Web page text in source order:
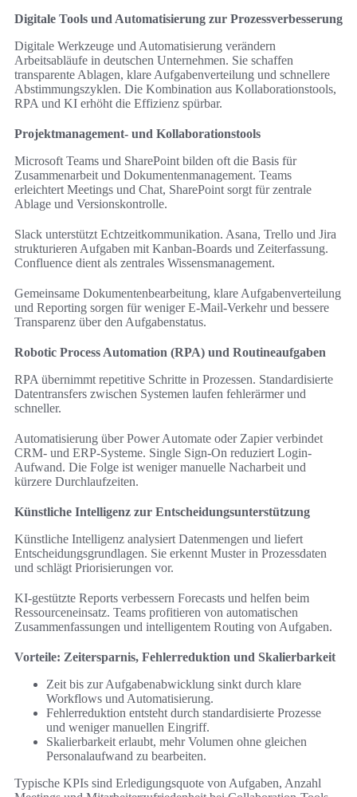
Digitale Tools und Automatisierung zur Prozessverbesserung
Digitale Werkzeuge und Automatisierung verändern
Arbeitsabläufe in deutschen Unternehmen. Sie schaffen
transparente Ablagen, klare Aufgabenverteilung und schnellere
Abstimmungszyklen. Die Kombination aus Kollaborationstools,
RPA und KI erhöht die Effizienz spürbar.
Projektmanagement- und Kollaborationstools
Microsoft Teams und SharePoint bilden oft die Basis für
Zusammenarbeit und Dokumentenmanagement. Teams
erleichtert Meetings und Chat, SharePoint sorgt für zentrale
Ablage und Versionskontrolle.
Slack unterstützt Echtzeitkommunikation. Asana, Trello und Jira
strukturieren Aufgaben mit Kanban-Boards und Zeiterfassung.
Confluence dient als zentrales Wissensmanagement.
Gemeinsame Dokumentenbearbeitung, klare Aufgabenverteilung
und Reporting sorgen für weniger E-Mail-Verkehr und bessere
Transparenz über den Aufgabenstatus.
Robotic Process Automation (RPA) und Routineaufgaben
RPA übernimmt repetitive Schritte in Prozessen. Standardisierte
Datentransfers zwischen Systemen laufen fehlerärmer und
schneller.
Automatisierung über Power Automate oder Zapier verbindet
CRM- und ERP-Systeme. Single Sign-On reduziert Login-
Aufwand. Die Folge ist weniger manuelle Nacharbeit und
kürzere Durchlaufzeiten.
Künstliche Intelligenz zur Entscheidungsunterstützung
Künstliche Intelligenz analysiert Datenmengen und liefert
Entscheidungsgrundlagen. Sie erkennt Muster in Prozessdaten
und schlägt Priorisierungen vor.
KI-gestützte Reports verbessern Forecasts und helfen beim
Ressourceneinsatz. Teams profitieren von automatischen
Zusammenfassungen und intelligentem Routing von Aufgaben.
Vorteile: Zeitersparnis, Fehlerreduktion und Skalierbarkeit
Zeit bis zur Aufgabenabwicklung sinkt durch klare
Workflows und Automatisierung.
Fehlerreduktion entsteht durch standardisierte Prozesse
und weniger manuellen Eingriff.
Skalierbarkeit erlaubt, mehr Volumen ohne gleichen
Personalaufwand zu bearbeiten.
Typische KPIs sind Erledigungsquote von Aufgaben, Anzahl